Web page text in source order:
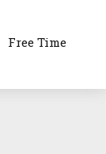
Free Time